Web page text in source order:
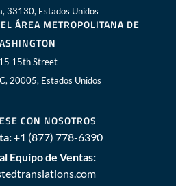
33130, Estados Unidos
ÁREA METROPOLITANA DE
15th Street
20005, Estados Unidos
CON NOSOTROS
+1 (877) 778-6390
Equipo de Ventas: